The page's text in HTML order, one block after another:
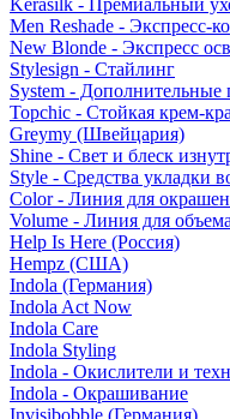
Kerasilk - Премиальный
Men Reshade - Экспресс-
New Blonde - Экспресс
Stylesign - Стайлинг
System -
Topchic - Стойкая крем-
Greymy (Швейцария)
Shine - Свет и блеск
Style - Средства укладки
Color - Линия для
Volume - Линия для
Help Is Here (Россия)
Hempz (США)
Indola (Германия)
Indola Act Now
Indola Care
Indola Styling
Indola - Окислители и
Indola - Окрашивание
Invisibobble (Германия)